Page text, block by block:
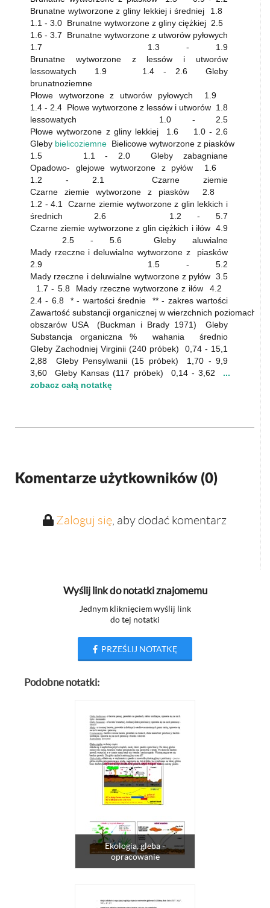
Brunatne wytworzone z gliny lekkiej i średniej 1.8
1.1 - 3.0 Brunatne wytworzone z gliny ciężkiej 2.5
1.6 - 3.7 Brunatne wytworzone z utworów pyłowych
1.7 1.3 - 1.9
Brunatne wytworzone z lessów i utworów
lessowatych 1.9 1.4 - 2.6 Gleby
brunatnoziemne
Płowe wytworzone z utworów pyłowych 1.9
1.4 - 2.4 Płowe wytworzone z lessów i utworów 1.8
lessowatych 1.0 - 2.5
Płowe wytworzone z gliny lekkiej 1.6 1.0 - 2.6
Gleby bielicoziemne Bielicowe wytworzone z piasków
1.5 1.1 - 2.0 Gleby zabagniane
Opadowo- glejowe wytworzone z pyłów 1.6
1.2 - 2.1 Czarne ziemie
Czarne ziemie wytworzone z piasków 2.8
1.2 - 4.1 Czarne ziemie wytworzone z glin lekkich i
średnich 2.6 1.2 - 5.7
Czarne ziemie wytworzone z glin ciężkich i iłów 4.9
2.5 - 5.6 Gleby aluwialne
Mady rzeczne i deluwialne wytworzone z piasków
2.9 1.5 - 5.2
Mady rzeczne i deluwialne wytworzone z pyłów 3.5
1.7 - 5.8 Mady rzeczne wytworzone z iłów 4.2
2.4 - 6.8 * - wartości średnie ** - zakres wartości
Zawartość substancji organicznej w wierzchnich poziomach
obszarów USA (Buckman i Brady 1971) Gleby
Substancja organiczna % wahania średnio
Gleby Zachodniej Virginii (240 próbek) 0,74 - 15,1
2,88 Gleby Pensylwanii (15 próbek) 1,70 - 9,9
3,60 Gleby Kansas (117 próbek) 0,14 - 3,62 ...
zobacz całą notatkę
Komentarze użytkowników (0)
Zaloguj się, aby dodać komentarz
Wyślij link do notatki znajomemu
Jednym kliknięciem wyślij link
do tej notatki
PRZEŚLIJ NOTATKĘ
Podobne notatki:
Ekologia, gleba -
opracowanie